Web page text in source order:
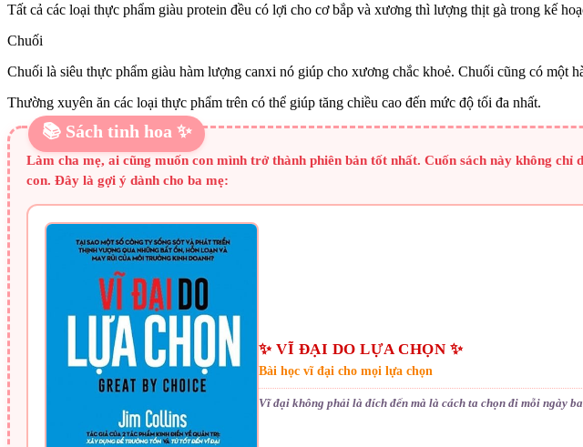
Tất cả các loại thực phẩm giàu protein đều có lợi cho cơ bắp và xương thì lượng thịt gà trong kế
Chuối
Chuối là siêu thực phẩm giàu hàm lượng canxi nó giúp cho xương chắc khoẻ. Chuối cũng có một
Thường xuyên ăn các loại thực phẩm trên có thể giúp tăng chiều cao đến mức độ tối đa nhất.
📚 Sách tinh hoa ✨
Làm cha mẹ, ai cũng muốn con mình trở thành phiên bản tốt nhất. Cuốn sách này không
con. Đây là gợi ý dành cho ba mẹ:
✨ VĨ ĐẠI DO LỰA CHỌN ✨
Bài học vĩ đại cho mọi lựa chọn
Vĩ đại không phải là đích đến mà là cách ta chọn đi mỗi ngày